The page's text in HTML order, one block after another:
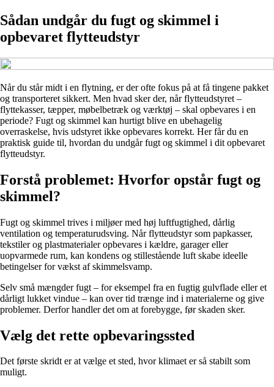
Sådan undgår du fugt og skimmel i
opbevaret flytteudstyr
Når du står midt i en flytning, er der ofte fokus på at få tingene pakket
og transporteret sikkert. Men hvad sker der, når flytteudstyret –
flyttekasser, tæpper, møbelbetræk og værktøj – skal opbevares i en
periode? Fugt og skimmel kan hurtigt blive en ubehagelig
overraskelse, hvis udstyret ikke opbevares korrekt. Her får du en
praktisk guide til, hvordan du undgår fugt og skimmel i dit opbevaret
flytteudstyr.
Forstå problemet: Hvorfor opstår fugt og
skimmel?
Fugt og skimmel trives i miljøer med høj luftfugtighed, dårlig
ventilation og temperaturudsving. Når flytteudstyr som papkasser,
tekstiler og plastmaterialer opbevares i kældre, garager eller
uopvarmede rum, kan kondens og stillestående luft skabe ideelle
betingelser for vækst af skimmelsvamp.
Selv små mængder fugt – for eksempel fra en fugtig gulvflade eller et
dårligt lukket vindue – kan over tid trænge ind i materialerne og give
problemer. Derfor handler det om at forebygge, før skaden sker.
Vælg det rette opbevaringssted
Det første skridt er at vælge et sted, hvor klimaet er så stabilt som
muligt.